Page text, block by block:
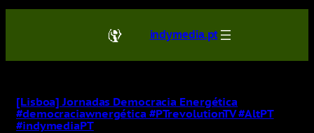
Saltar
conteúdo
indymedia.pt
[Lisboa] Jornadas Democracia Energética
#democraciawnergética #PTrevolutionTV #AltPT
#indymediaPT